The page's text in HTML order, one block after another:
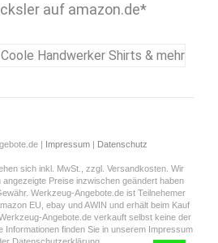
auf amazon.de*
| Impressum | Datenschutz
sich inkl. MwSt., zzgl. Versandkosten. Wir
Preise inzwischen geändert haben
Werkzeug-Angebote.de ist Teilnehemer
EU, ebay und AWIN und erhält beim Kauf
Angebote.de verkauft selbst keine der
Informationen finden Sie in unserem Impressum